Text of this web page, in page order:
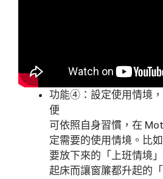
功能④：設定使用情境
便
可依照自身習慣，在
定需要的使用情境。比
要放下來的「上班情境
起床而讓窗簾都升起的